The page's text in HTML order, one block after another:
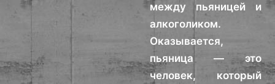
между пьяницей и
алкоголиком.
Оказывается,
пьяница — это
человек, который